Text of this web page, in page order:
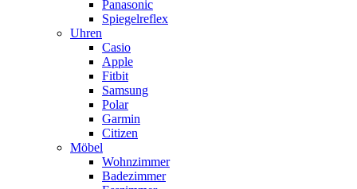
Panasonic
Spiegelreflex
Uhren
Casio
Apple
Fitbit
Samsung
Polar
Garmin
Citizen
Möbel
Wohnzimmer
Badezimmer